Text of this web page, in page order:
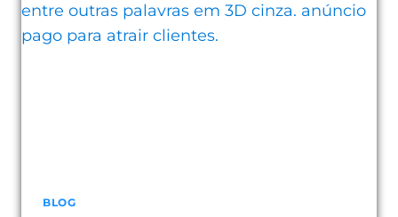
DE
BLOG